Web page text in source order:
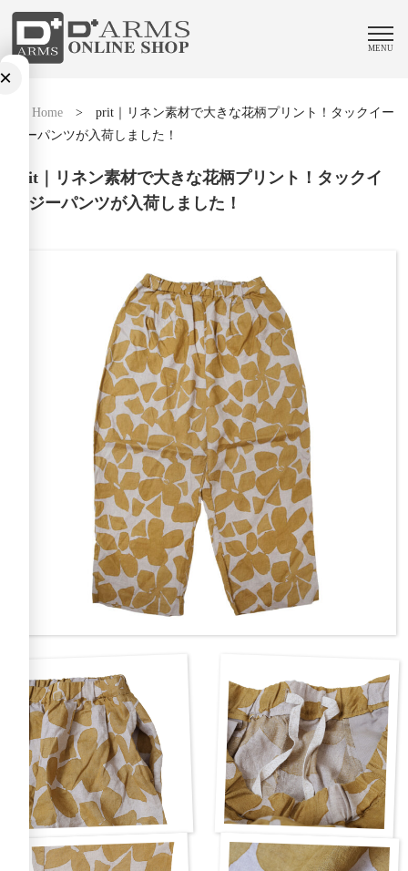
MENU
Home> prit｜リネン素材で大きな花柄プリント！タックイー
ジーパンツが入荷しました！
prit｜リネン素材で大きな花柄プリント！タックイ
ージーパンツが入荷しました！
×